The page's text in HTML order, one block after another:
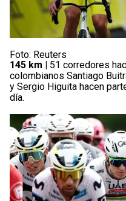
Foto: Reuters
145 km | 51 corredores
colombianos Santiago
y Sergio Higuita hacen
día.